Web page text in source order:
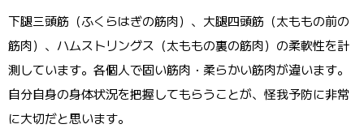
下腿三頭筋（ふくらはぎの筋肉）、大腿四頭筋（太ももの前の
筋肉）、ハムストリングス（太ももの裏の筋肉）の柔軟性を計
測しています。各個人で固い筋肉・柔らかい筋肉が違います。
自分自身の身体状況を把握してもらうことが、怪我予防に非常
に大切だと思います。